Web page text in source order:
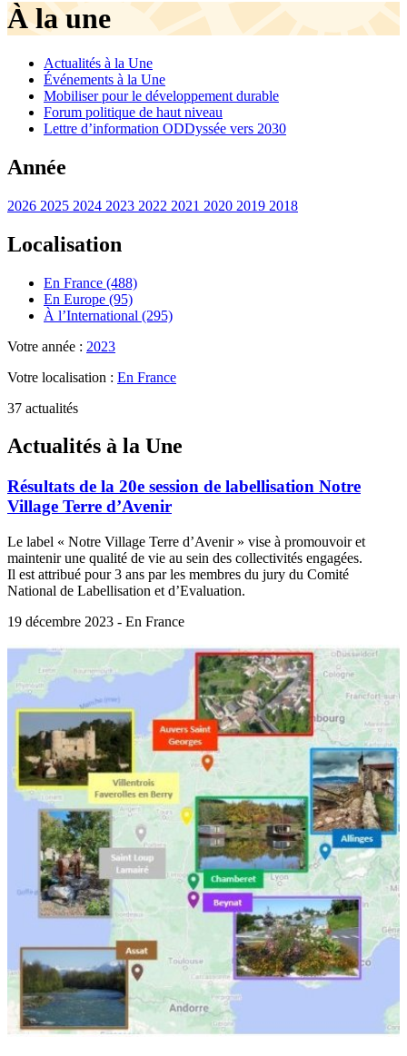
À la une
Actualités à la Une
Événements à la Une
Mobiliser pour le développement durable
Forum politique de haut niveau
Lettre d’information ODDyssée vers 2030
Année
2026 2025 2024 2023 2022 2021 2020 2019 2018
Localisation
En France (488)
En Europe (95)
À l’International (295)
Votre année : 2023
Votre localisation : En France
37 actualités
Actualités à la Une
Résultats de la 20e session de labellisation Notre
Village Terre d’Avenir
Le label « Notre Village Terre d’Avenir » vise à promouvoir et
maintenir une qualité de vie au sein des collectivités engagées.
Il est attribué pour 3 ans par les membres du jury du Comité
National de Labellisation et d’Evaluation.
19 décembre 2023 - En France